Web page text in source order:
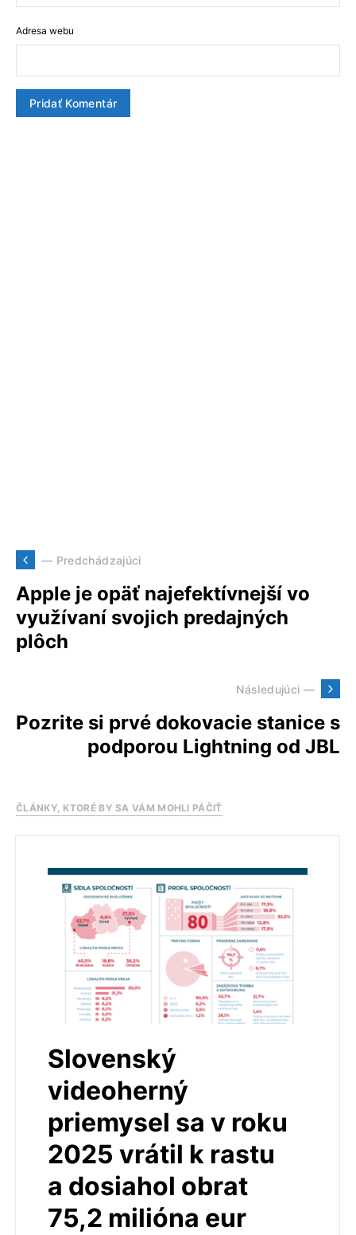
Adresa webu
— Predchádzajúci
Apple je opäť najefektívnejší vo
využívaní svojich predajných
plôch
Následujúci —
Pozrite si prvé dokovacie stanice s
podporou Lightning od JBL
ČLÁNKY, KTORÉ BY SA VÁM MOHLI PÁČIŤ
Slovenský
videoherný
priemysel sa v roku
2025 vrátil k rastu
a dosiahol obrat
75,2 milióna eur